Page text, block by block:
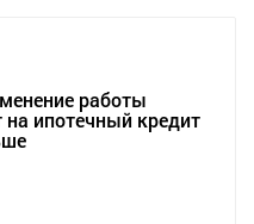
работы
на ипотечный кредит